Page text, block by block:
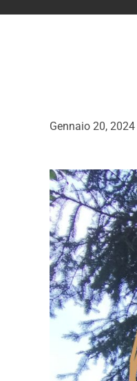
Gennaio 20, 2024